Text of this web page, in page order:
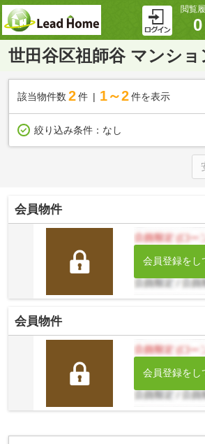
閲覧
0
世田谷区祖師谷 マンショ
該当物件数 2件 1～2 件を表示
絞り込み条件： なし
会員物件
会員登録をし
会員物件
会員登録をし